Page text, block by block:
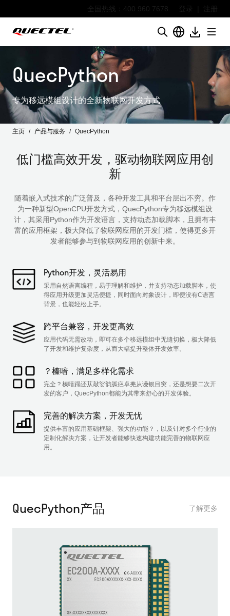
全国热线：400 960 7678 登录
QuecPython
专为移远模组设计的全新物联网开发方式
主页 产品与服务 QuecPython
低门槛高效开发，驱动物联网应用创
新
随着嵌入式技术的广泛普及，各种开发工具和平台层出不穷。作
为一种新型OpenCPU开发方式，QuecPython专为移远模组设
计，其采用Python作为开发语言，支持动态加载脚本，且拥有丰
富的应用框架，极大降低了物联网应用的开发门槛，使得更多开
发者能够参与到物联网应用的创新中来。
Python开发，灵活易用
采用自然语言编程，易于理解和维护，并支持动态加载脚本，使
得应用升级更加灵活便捷，同时面向对象设计，即便没有C语言
背景，也能轻松上手。
跨平台兼容，开发更高效
应用代码无需改动，即可在多个移远模组中无缝切换，极大降低
了开发和维护复杂度，从而大幅提升整体开发效率。
？榛喑，满足多样化需求
完全？榛喑蹋还苁敲娑韵胍疤卓羌从谩钡目突，还是想要二次开
发的客户，QuecPython都能为其带来舒心的开发体验。
完善的解决方案，开发无忧
提供丰富的应用基础框架、强大的功能？，以及针对多个行业的
定制化解决方案，让开发者能够快速构建功能完善的物联网应
用。
QuecPython产品 了解更多